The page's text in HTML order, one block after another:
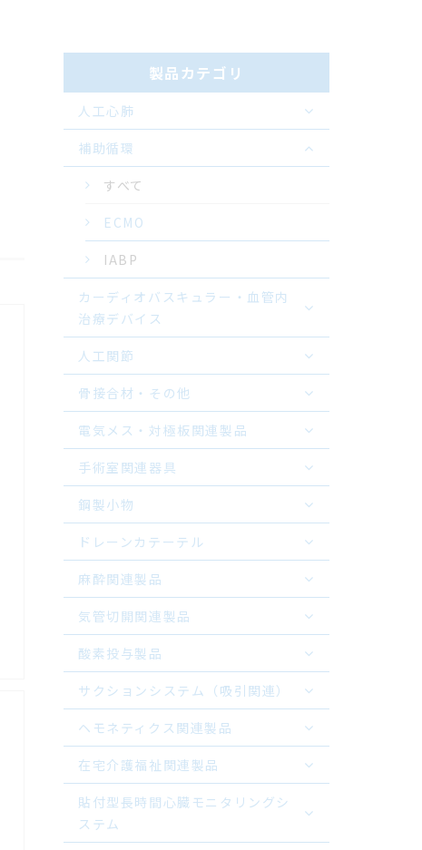
製品カテゴリ
人工心肺
補助循環
すべて
ECMO
IABP
カーディオバスキュラー・血管内
治療デバイス
人工関節
骨接合材・その他
電気メス・対極板関連製品
手術室関連器具
鋼製小物
ドレーンカテーテル
麻酔関連製品
気管切開関連製品
酸素投与製品
サクションシステム（吸引関連）
ヘモネティクス関連製品
在宅介護福祉関連製品
貼付型長時間心臓モニタリングシ
ステム